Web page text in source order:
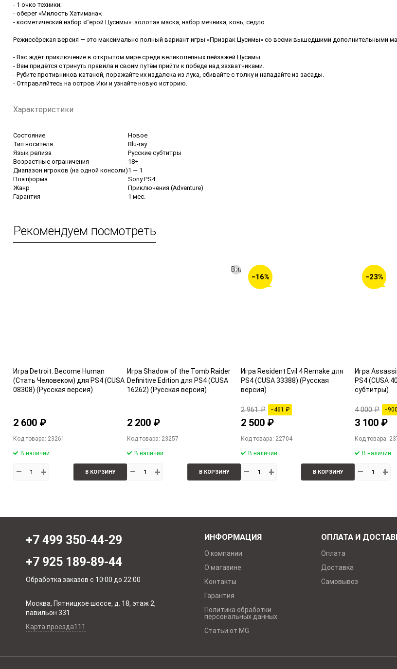
- 1 очко техники;
- оберег «Милость Хатимана»;
- косметический набор «Герой Цусимы»: золотая маска, набор мечника, конь, седло.
Режиссёрская версия — это максимально полный вариант игры «Призрак Цусимы» со всеми вышедшими дополнительными
- Вас ждёт приключение в открытом мире среди великолепных пейзажей Цусимы.
- Вам придётся отринуть правила и своим путём прийти к победе над захватчиками.
- Рубите противников катаной, поражайте их издалека из лука, сбивайте с толку и нападайте из засады.
- Отправляйтесь на остров Ики и узнайте новую историю.
Характеристики
Состояние
Новое
Тип носителя
Blu-ray
Язык релиза
Русские субтитры
Возрастные ограничения
18+
Диапазон игроков (на одной консоли)1 — 1
Платформа
Sony PS4
Жанр
Приключения (Adventure)
Гарантия
1 мес.
Рекомендуем посмотреть
Игра Detroit: Become Human
(Стать Человеком) для PS4 (CUSA
08308) (Русская версия)
2 600 ₽
Код товара: 23261
В наличии
– + В КОРЗИНУ
Видео
Игра Shadow of the Tomb Raider
Definitive Edition для PS4 (CUSA
16262) (Русская версия)
2 200 ₽
Код товара: 23257
В наличии
– + В КОРЗИНУ
−16%
Игра Resident Evil 4 Remake для
PS4 (CUSA 33388) (Русская
версия)
2 961 ₽ −461 ₽
2 500 ₽
Код товара: 22704
В наличии
– + В КОРЗИНУ
−23%
Игра
PS4 (CUSA
субтитры)
4 000 ₽
3 100 ₽
Код товара:
В наличии
– +
+7 499 350-44-29
+7 925 189-89-44
Обработка заказов с 10:00 до 22:00
Москва, Пятницкое шоссе, д. 18, этаж 2,
павильон 331
Карта проезда111
ИНФОРМАЦИЯ
О компании
О магазине
Контакты
Гарантия
Политика обработки
персональных данных
Статьи от MG
ОПЛАТА И
Оплата
Доставка
Самовывоз